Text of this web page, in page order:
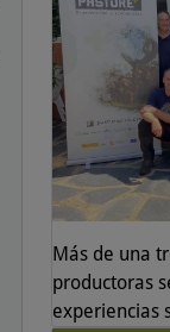
Más de una
productoras
experiencias